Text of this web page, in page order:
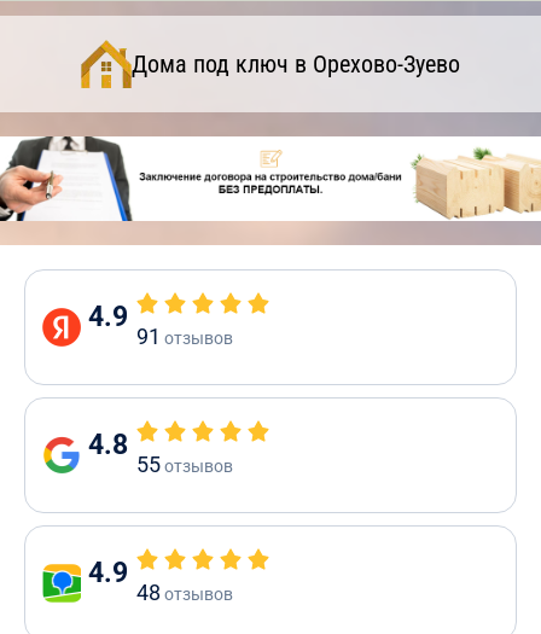
Дома под ключ в Орехово-Зуево
4.9
91 отзывов
4.8
55отзывов
4.9
48 отзывов